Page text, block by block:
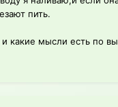
пить.
какие мысли есть по